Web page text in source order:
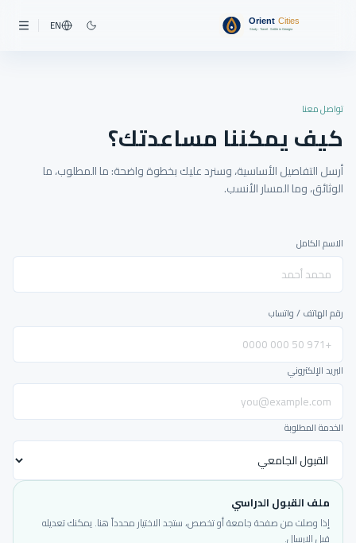
EN
تواصل معنا
كيف يمكننا مساعدتك؟
أرسل التفاصيل الأساسية، وسنرد عليك بخطوة واضحة: ما المطلوب، ما
الوثائق، وما المسار الأنسب.
الاسم الكامل
رقم الهاتف / واتساب
البريد الإلكتروني
الخدمة المطلوبة
ملف القبول الدراسي
إذا وصلت من صفحة جامعة أو تخصص، ستجد الاختيار محدداً هنا. يمكنك تعديله
قبل الإرسال.